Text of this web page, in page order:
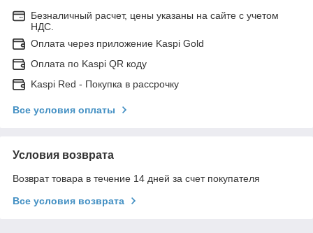
Безналичный расчет, цены указаны на сайте с учетом
НДС.
Оплата через приложение Kaspi Gold
Оплата по Kaspi QR коду
Kaspi Red - Покупка в рассрочку
Все условия оплаты
Условия возврата
Возврат товара в течение 14 дней за счет покупателя
Все условия возврата